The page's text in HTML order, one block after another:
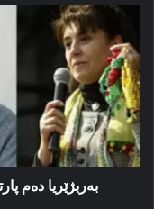
بەربژێریا
ده‌م
پارتیێ،
له‌یلا
زانا
و
هەلوەستا
ئۆجەلان
بەربژێریا ده‌م